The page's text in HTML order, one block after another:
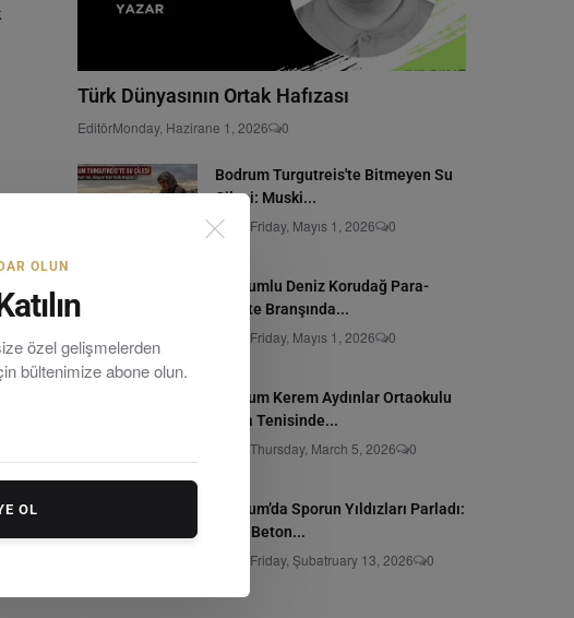
Türk Dünyasının Ortak Hafızası
EditörMonday, Hazirane 1, 2026 0
Bodrum Turgutreis'te Bitmeyen Su
Çilesi: Muski...
Editör Friday, Mayıs 1, 2026 0
Bodrumlu Deniz Korudağ Para-
Karate Branşında...
Friday, Mayıs 1, 2026 0
Bodrum Kerem Aydınlar Ortaokulu
Masa Tenisinde...
Thursday, March 5, 2026 0
Bodrum’da Sporun Yıldızları Parladı:
Grey Beton...
Friday, Şubatruary 13, 2026 0
OLUN
özel gelişmelerden
bültenimize abone olun.
OL